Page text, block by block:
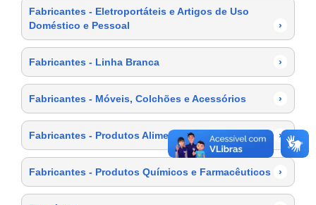
Fabricantes - Eletroportáteis e Artigos de Uso
Doméstico e Pessoal
›
Fabricantes - Linha Branca ›
Fabricantes - Móveis, Colchões e Acessórios ›
Fabricantes - Produtos Alimentícios ›
Fabricantes - Produtos Químicos e Farmacêuticos ›